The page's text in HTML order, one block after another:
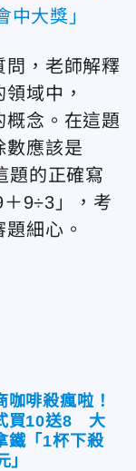
中大獎」
問，老師解釋
域中，
概念。在這題
數應該是
題的正確寫
9÷3」，考
細心。
咖啡殺瘋啦！
買10送8 大
鐵「1杯下殺
」